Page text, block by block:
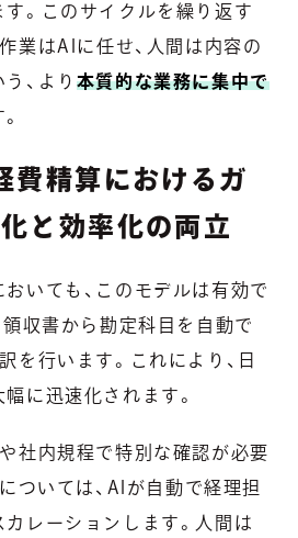
す。このサイクルを繰り返す
業はAIに任せ、人間は内容の
、より 本質的な業務に集中で
費精算におけるガ
と効率化の両立
いても、このモデルは有効で
収書から勘定科目を自動で
を行います。これにより、日
に迅速化されます。
社内規程で特別な確認が必要
については、AIが自動で経理担
レーションします。人間は